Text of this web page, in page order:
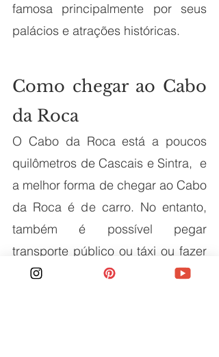
famosa principalmente por seus
palácios e atrações históricas.
Como chegar ao Cabo
da Roca
O Cabo da Roca está a poucos
quilômetros de Cascais e Sintra,  e
a melhor forma de chegar ao Cabo
da Roca é de carro. No entanto,
também é possível pegar
transporte público ou táxi ou fazer
um tour. Abaixo estão algumas